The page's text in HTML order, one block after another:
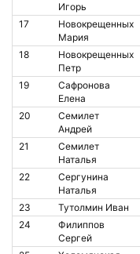
Игорь
17
Новокрещенных
Мария
18
Новокрещенных
Петр
19
Сафронова
Елена
20
Семилет
Андрей
21
Семилет
Наталья
22
Сергунина
Наталья
23 Тутолмин Иван
24
Филиппов
Сергей